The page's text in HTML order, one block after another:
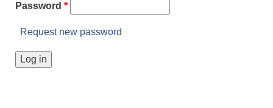
Password *
Request new password